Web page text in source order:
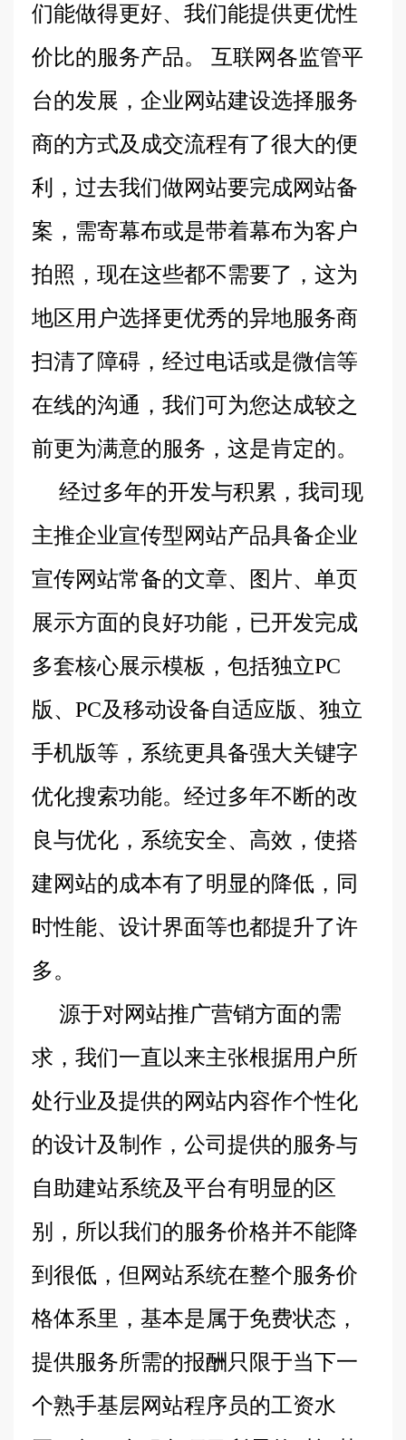
们能做得更好、我们能提供更优性
价比的服务产品。 互联网各监管平
台的发展，企业网站建设选择服务
商的方式及成交流程有了很大的便
利，过去我们做网站要完成网站备
案，需寄幕布或是带着幕布为客户
拍照，现在这些都不需要了，这为
地区用户选择更优秀的异地服务商
扫清了障碍，经过电话或是微信等
在线的沟通，我们可为您达成较之
前更为满意的服务，这是肯定的。
经过多年的开发与积累，我司现
主推企业宣传型网站产品具备企业
宣传网站常备的文章、图片、单页
展示方面的良好功能，已开发完成
多套核心展示模板，包括独立PC
版、PC及移动设备自适应版、独立
手机版等，系统更具备强大关键字
优化搜索功能。经过多年不断的改
良与优化，系统安全、高效，使搭
建网站的成本有了明显的降低，同
时性能、设计界面等也都提升了许
多。
源于对网站推广营销方面的需
求，我们一直以来主张根据用户所
处行业及提供的网站内容作个性化
的设计及制作，公司提供的服务与
自助建站系统及平台有明显的区
别，所以我们的服务价格并不能降
到很低，但网站系统在整个服务价
格体系里，基本是属于免费状态，
提供服务所需的报酬只限于当下一
个熟手基层网站程序员的工资水